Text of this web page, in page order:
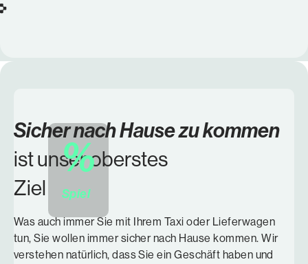
%
Spiel
Sicher nach Hause zu kommen
ist unser oberstes
Ziel
Was auch immer Sie mit Ihrem Taxi oder Lieferwagen
tun, Sie wollen immer sicher nach Hause kommen. Wir
verstehen natürlich, dass Sie ein Geschäft haben und